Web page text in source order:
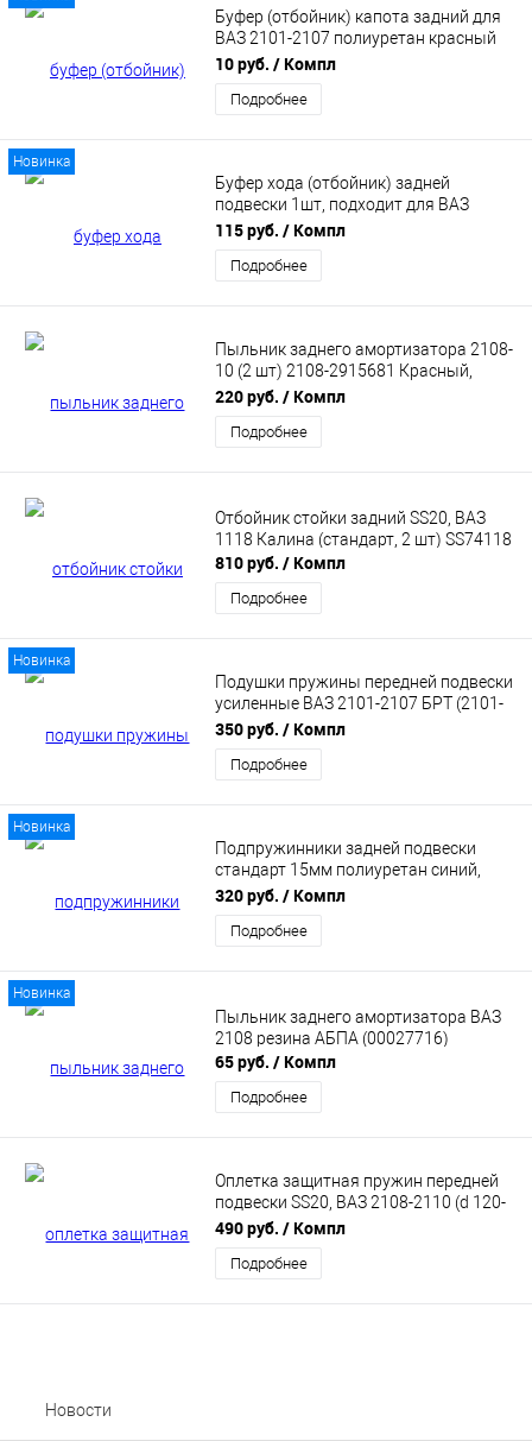
Буфер (отбойник) капота задний для
ВАЗ 2101-2107 полиуретан красный
АБПА
10 руб. / Компл
Подробнее
Новинка
Буфер хода (отбойник) задней
подвески 1шт, подходит для ВАЗ
21214 Нива (21214-2912624) БРТ
115 руб. / Компл
Подробнее
Пыльник заднего амортизатора 2108-
10 (2 шт) 2108-2915681 Красный,
силикон. АБПА
220 руб. / Компл
Подробнее
Отбойник стойки задний SS20, ВАЗ
1118 Калина (стандарт, 2 шт) SS74118
810 руб. / Компл
Подробнее
Новинка
Подушки пружины передней подвески
усиленные ВАЗ 2101-2107 БРТ (2101-
2904195Р)
350 руб. / Компл
Подробнее
Новинка
Подпружинники задней подвески
стандарт 15мм полиуретан синий,
подходит для Лада Веста, Xray,
Renault Logan, Sandero
(8450006756ПУ) ПТП
320 руб. / Компл
Подробнее
Новинка
Пыльник заднего амортизатора ВАЗ
2108 резина АБПА (00027716)
65 руб. / Компл
Подробнее
Оплетка защитная пружин передней
подвески SS20, ВАЗ 2108-2110 (d 120-
160, 2шт) SS64107
490 руб. / Компл
Подробнее
Новости